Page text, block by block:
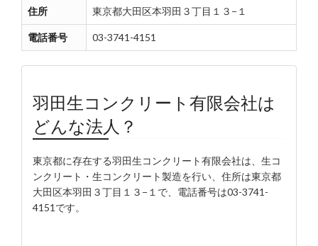
住所 東京都大田区本羽田３丁目１３−１
電話番号 03-3741-4151
羽田生コンクリート有限会社は
どんな法人？
東京都に存在する羽田生コンクリート有限会社は、生コ
ンクリート・生コンクリート製造を行い、住所は東京都
大田区本羽田３丁目１３−１で、電話番号は03-3741-
4151です。